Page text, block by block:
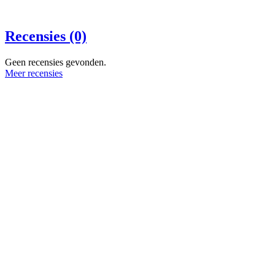
Recensies (0)
Geen recensies gevonden.
Meer recensies